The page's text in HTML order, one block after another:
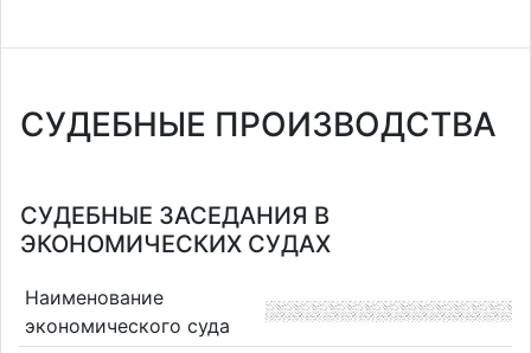
СУДЕБНЫЕ ПРОИЗВОДСТВА
СУДЕБНЫЕ ЗАСЕДАНИЯ В
ЭКОНОМИЧЕСКИХ СУДАХ
Наименование
экономического суда